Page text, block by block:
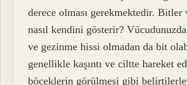
derece olması gerekmektedir. Bitler
nasıl kendini gösterir? Vücudunuzda
ve gezinme hissi olmadan da bit
genellikle kaşıntı ve ciltte hareket
böceklerin görülmesi gibi